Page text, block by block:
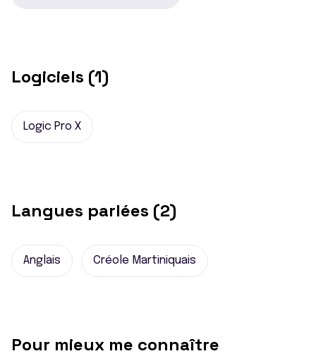
Logiciels (1)
Logic Pro X
Langues parlées (2)
Anglais Créole Martiniquais
Pour mieux me connaître